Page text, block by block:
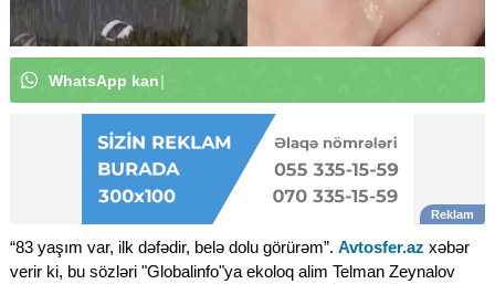
WhatsApp kana
“83 yaşım var, ilk dəfədir, belə dolu görürəm”. Avtosfer.az xəbər
verir ki, bu sözləri "Globalinfo"ya ekoloq alim Telman Zeynalov